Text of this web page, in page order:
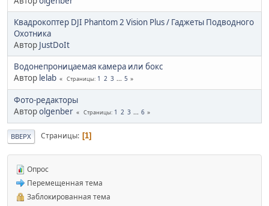
Квадрокоптер DJI Phantom 2 Vision Plus / Гаджеты Подводного
Охотника
Автор JustDoIt
Водонепроницаемая камера или бокс
Автор lelab Страницы 1 2 3 ... 5
Фото-редакторы
Авторolgenber Страницы 1 2 3 ... 6
ВВЕРХ Страницы 1
Опрос
Перемещенная тема
Заблокированная тема